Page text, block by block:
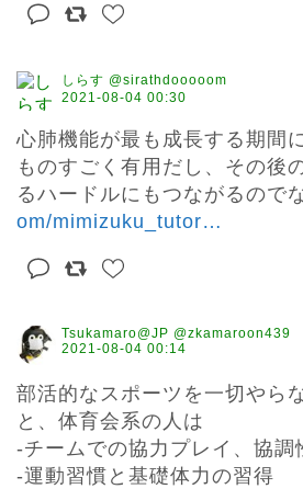
しらす @sirathdooooom
2021-08-04 00:30
心肺機能が最も成長する期間
ものすごく有用だし、その後
るハードルにもつながるので
om/mimizuku_tutor…
Tsukamaro@JP @zkamaroon439
2021-08-04 00:14
部活的なスポーツを一切やら
と、体育会系の人は
-チームでの協力プレイ、協調
-運動習慣と基礎体力の習得